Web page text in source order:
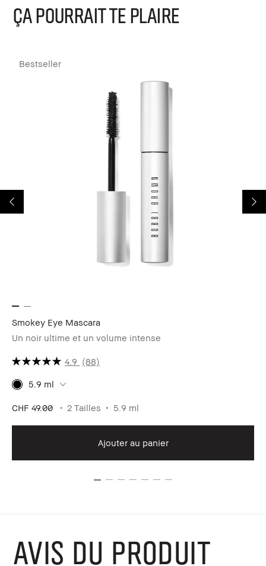
ÇA POURRAIT TE PLAIRE
Bestseller
Smokey Eye Mascara
Un noir ultime et un volume intense
4.9 (88)
5.9 ml
CHF 49.00 2 Tailles 5.9 ml
Ajouter au panier
AVIS DU PRODUIT